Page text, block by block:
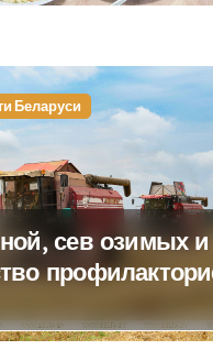
Беларуси
сев озимых и
доклад